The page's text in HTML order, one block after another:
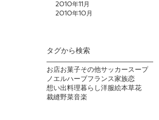
2010年11月
2010年10月
タグから検索
お店お菓子その他サッカースープ
ノエルハーブフランス家族恋
想い出料理暮らし洋服絵本草花
裁縫野菜音楽